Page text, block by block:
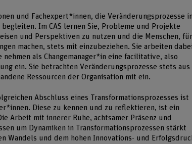
und Fachexpert*innen, die Veränderungsprozesse in
Im CAS lernen Sie, Probleme und Projekte
und Perspektiven zu nutzen und die Menschen, für
machen, stets mit einzubeziehen. Sie arbeiten dabei
als Changemanager*in eine facilitative, also
ein. Sie betrachten Veränderungsprozesse stets aus
Ressourcen der Organisation mit ein.
Abschluss eines Transformationsprozesses ist
Diese zu kennen und zu reflektieren, ist ein
Arbeit mit innerer Ruhe, achtsamer Präsenz und
um Dynamiken in Transformationsprozessen stärkt
Wandels und dem hohen Innovations- und